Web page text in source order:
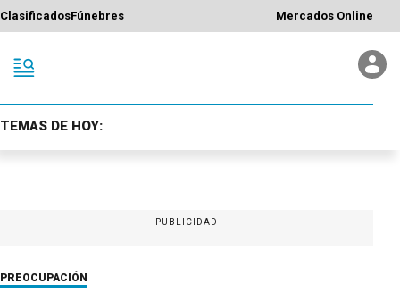
ClasificadosFúnebres Mercados Online
TEMAS DE HOY:
PUBLICIDAD
PREOCUPACIÓN